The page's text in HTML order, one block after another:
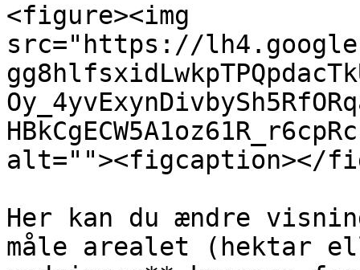
<figure><img
src="https://
alt=""><figcaption></
Her kan du ændre
måle arealet (hektar